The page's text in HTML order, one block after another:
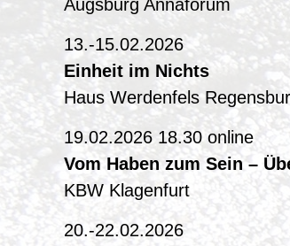
Augsburg Annaforum
13.-15.02.2026
Einheit im Nichts
Haus Werdenfels
19.02.2026 18.30 online
Vom Haben zum Sein –
KBW Klagenfurt
20.-22.02.2026